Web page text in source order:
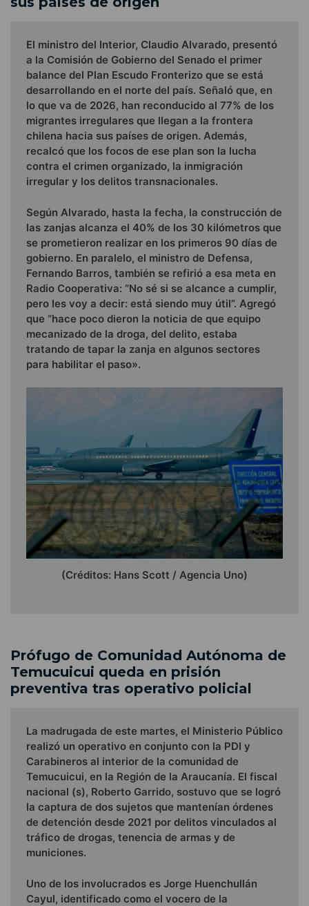
El ministro del Interior, Claudio Alvarado, presentó
a la Comisión de Gobierno del Senado el primer
balance del Plan Escudo Fronterizo que se está
desarrollando en el norte del país. Señaló que, en
lo que va de 2026, han reconducido al 77% de los
migrantes irregulares que llegan a la frontera
chilena hacia sus países de origen. Además,
recalcó que los focos de ese plan son la lucha
contra el crimen organizado, la inmigración
irregular y los delitos transnacionales.
Según Alvarado, hasta la fecha, la construcción de
las zanjas alcanza el 40% de los 30 kilómetros que
se prometieron realizar en los primeros 90 días de
gobierno. En paralelo, el ministro de Defensa,
Fernando Barros, también se refirió a esa meta en
Radio Cooperativa: “No sé si se alcance a cumplir,
pero les voy a decir: está siendo muy útil”. Agregó
que “hace poco dieron la noticia de que equipo
mecanizado de la droga, del delito, estaba
tratando de tapar la zanja en algunos sectores
para habilitar el paso».
(Créditos: Hans Scott / Agencia Uno)
Prófugo de Comunidad Autónoma de
Temucuicui queda en prisión
preventiva tras operativo policial
La madrugada de este martes, el Ministerio Público
realizó un operativo en conjunto con la PDI y
Carabineros al interior de la comunidad de
Temucuicui, en la Región de la Araucanía. El fiscal
nacional (s), Roberto Garrido, sostuvo que se logró
la captura de dos sujetos que mantenían órdenes
de detención desde 2021 por delitos vinculados al
tráfico de drogas, tenencia de armas y de
municiones.
Uno de los involucrados es Jorge Huenchullán
Cayul, identificado como el vocero de la